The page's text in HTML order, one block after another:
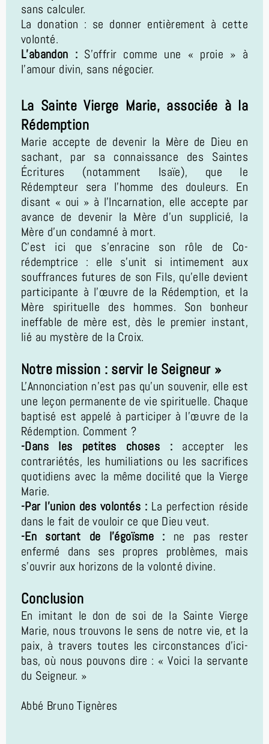
sans calculer.
La donation : se donner entièrement à cette
volonté.
L’abandon : S'offrir comme une « proie » à
l’amour divin, sans négocier.
La Sainte Vierge Marie, associée à la
Rédemption
Marie accepte de devenir la Mère de Dieu en
sachant, par sa connaissance des Saintes
Écritures (notamment Isaïe), que le
Rédempteur sera l'homme des douleurs. En
disant « oui » à l’Incarnation, elle accepte par
avance de devenir la Mère d’un supplicié, la
Mère d'un condamné à mort.
C’est ici que s’enracine son rôle de Co-
rédemptrice : elle s'unit si intimement aux
souffrances futures de son Fils, qu’elle devient
participante à l'œuvre de la Rédemption, et la
Mère spirituelle des hommes. Son bonheur
ineffable de mère est, dès le premier instant,
lié au mystère de la Croix.
Notre mission : servir le Seigneur »
L'Annonciation n'est pas qu'un souvenir, elle est
une leçon permanente de vie spirituelle. Chaque
baptisé est appelé à participer à l'œuvre de la
Rédemption. Comment ?
-Dans les petites choses : accepter les
contrariétés, les humiliations ou les sacrifices
quotidiens avec la même docilité que la Vierge
Marie.
-Par l'union des volontés : La perfection réside
dans le fait de vouloir ce que Dieu veut.
-En sortant de l'égoïsme : ne pas rester
enfermé dans ses propres problèmes, mais
s'ouvrir aux horizons de la volonté divine.
Conclusion
En imitant le don de soi de la Sainte Vierge
Marie, nous trouvons le sens de notre vie, et la
paix, à travers toutes les circonstances d'ici-
bas, où nous pouvons dire : « Voici la servante
du Seigneur. »
Abbé Bruno Tignères